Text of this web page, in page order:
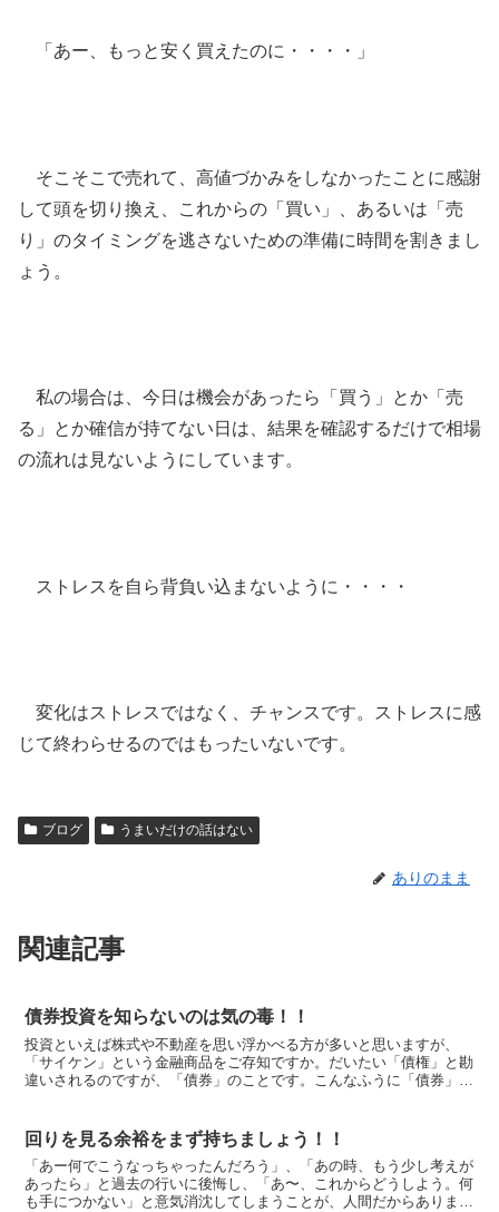
「あー、もっと安く買えたのに・・・・」
そこそこで売れて、高値づかみをしなかったことに感謝
して頭を切り換え、これからの「買い」、あるいは「売
り」のタイミングを逃さないための準備に時間を割きまし
ょう。
私の場合は、今日は機会があったら「買う」とか「売
る」とか確信が持てない日は、結果を確認するだけで相場
の流れは見ないようにしています。
ストレスを自ら背負い込まないように・・・・
変化はストレスではなく、チャンスです。ストレスに感
じて終わらせるのではもったいないです。
ブログ うまいだけの話はない
ありのまま
関連記事
債券投資を知らないのは気の毒！！
投資といえば株式や不動産を思い浮かべる方が多いと思いますが、
「サイケン」という金融商品をご存知ですか。だいたい「債権」と勘
違いされるのですが、「債券」のことです。こんなふうに「債券」の
回りを見る余裕をまず持ちましょう！！
「あー何でこうなっちゃったんだろう」、「あの時、もう少し考えが
あったら」と過去の行いに後悔し、「あ〜、これからどうしよう。何
も手につかない」と意気消沈してしまうことが、人間だからありま